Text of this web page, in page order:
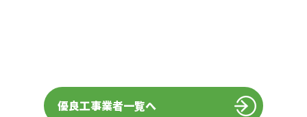
優良工事業者一覧へ